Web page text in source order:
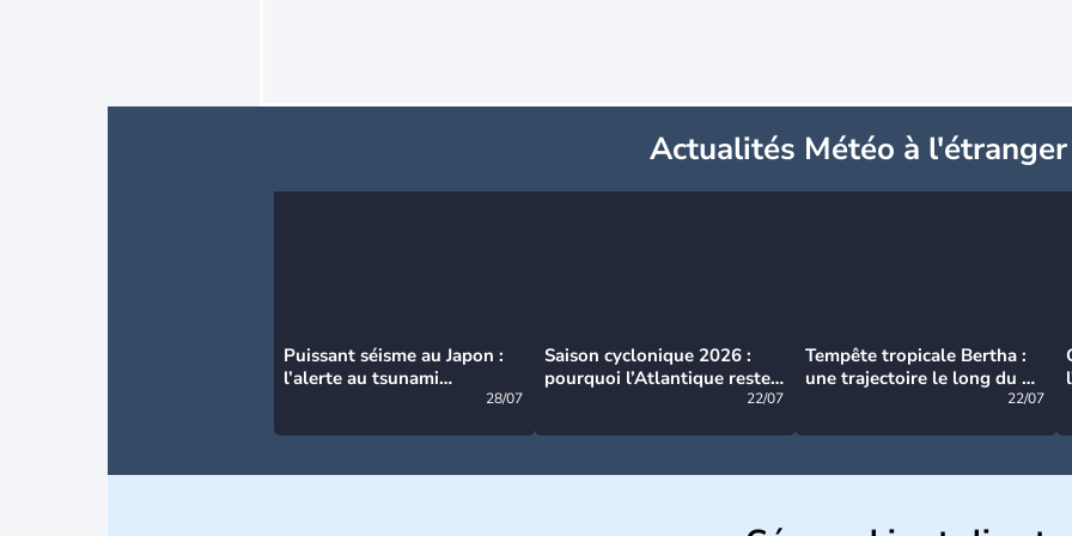
Actualités Météo à l'étranger
Puissant séisme au Japon :
l’alerte au tsunami
28/07
Saison cyclonique 2026 :
pourquoi l’Atlantique reste
22/07
Tempête tropicale Bertha :
une trajectoire le long du du
22/07